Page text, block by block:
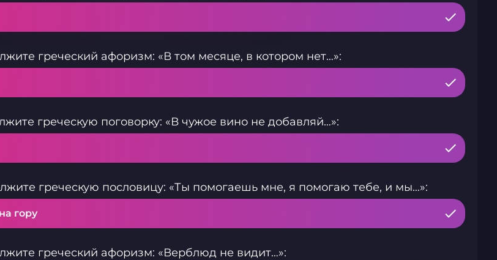
греческий афоризм: «В том месяце, в котором нет…»:
греческую поговорку: «В чужое вино не добавляй…»:
греческую пословицу: «Ты помогаешь мне, я помогаю тебе, и мы…»:
гору
греческий афоризм: «Верблюд не видит…»: